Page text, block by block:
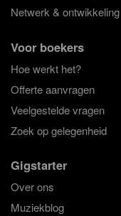
Netwerk & ontwikkeling
Voor boekers
Hoe werkt het?
Offerte aanvragen
Veelgestelde vragen
Zoek op gelegenheid
Gigstarter
Over ons
Muziekblog